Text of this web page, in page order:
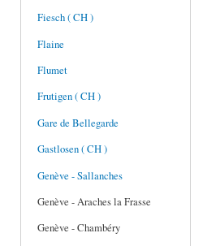
Fiesch ( CH )
Flaine
Flumet
Frutigen ( CH )
Gare de Bellegarde
Gastlosen ( CH )
Genève - Sallanches
Genève - Araches la Frasse
Genève - Chambéry